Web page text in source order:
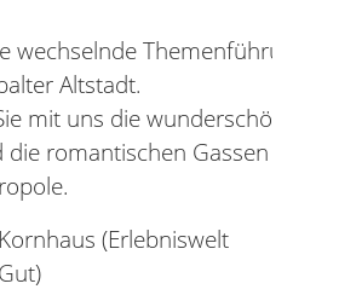
wechselnde Themenführungen
Altstadt.
mit uns die wunderschöne
romantischen Gassen der
(Erlebniswelt